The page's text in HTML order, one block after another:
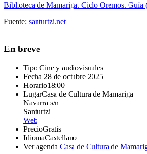
Biblioteca de Mamariga. Ciclo Oremos.
Fuente: santurtzi.net
En breve
Tipo Cine y audiovisuales
Fecha 28 de octubre 2025
Horario18:00
LugarCasa de Cultura de Mamariga
Navarra s/n
Santurtzi
Web
PrecioGratis
IdiomaCastellano
Ver agenda Casa de Cultura de